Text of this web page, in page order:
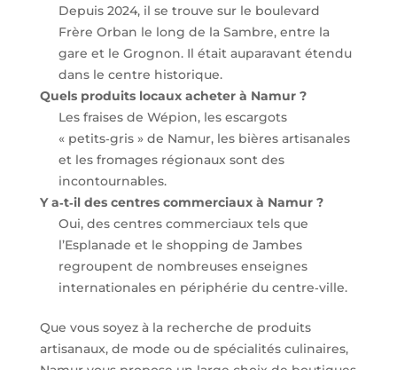
Depuis 2024, il se trouve sur le boulevard
Frère Orban le long de la Sambre, entre la
gare et le Grognon. Il était auparavant étendu
dans le centre historique.
Quels produits locaux acheter à Namur ?
Les fraises de Wépion, les escargots
« petits‑gris » de Namur, les bières artisanales
et les fromages régionaux sont des
incontournables.
Y a‑t‑il des centres commerciaux à Namur ?
Oui, des centres commerciaux tels que
l’Esplanade et le shopping de Jambes
regroupent de nombreuses enseignes
internationales en périphérie du centre‑ville.
Que vous soyez à la recherche de produits
artisanaux, de mode ou de spécialités culinaires,